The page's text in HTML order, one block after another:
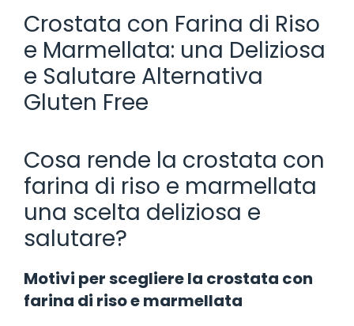
Crostata con Farina di Riso
e Marmellata: una Deliziosa
e Salutare Alternativa
Gluten Free
Cosa rende la crostata con
farina di riso e marmellata
una scelta deliziosa e
salutare?
Motivi per scegliere la crostata con
farina di riso e marmellata